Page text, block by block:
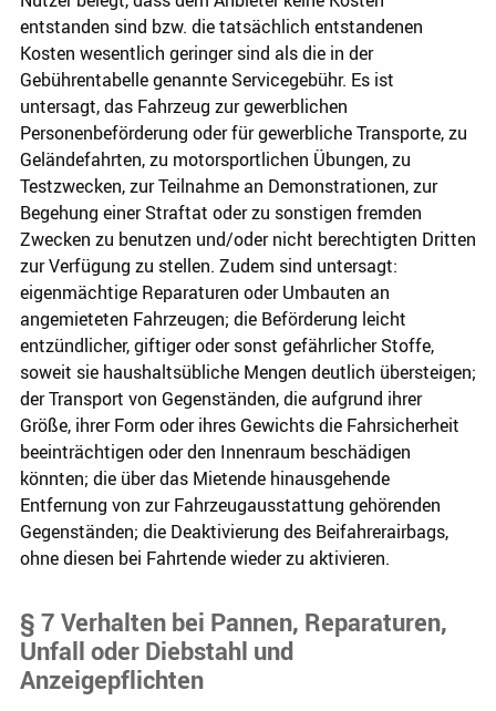
entstanden sind bzw. die tatsächlich entstandenen
Kosten wesentlich geringer sind als die in der
Gebührentabelle genannte Servicegebühr. Es ist
untersagt, das Fahrzeug zur gewerblichen
Personenbeförderung oder für gewerbliche Transporte, zu
Geländefahrten, zu motorsportlichen Übungen, zu
Testzwecken, zur Teilnahme an Demonstrationen, zur
Begehung einer Straftat oder zu sonstigen fremden
Zwecken zu benutzen und/oder nicht berechtigten Dritten
zur Verfügung zu stellen. Zudem sind untersagt:
eigenmächtige Reparaturen oder Umbauten an
angemieteten Fahrzeugen; die Beförderung leicht
entzündlicher, giftiger oder sonst gefährlicher Stoffe,
soweit sie haushaltsübliche Mengen deutlich übersteigen;
der Transport von Gegenständen, die aufgrund ihrer
Größe, ihrer Form oder ihres Gewichts die Fahrsicherheit
beeinträchtigen oder den Innenraum beschädigen
könnten; die über das Mietende hinausgehende
Entfernung von zur Fahrzeugausstattung gehörenden
Gegenständen; die Deaktivierung des Beifahrerairbags,
ohne diesen bei Fahrtende wieder zu aktivieren.
§ 7 Verhalten bei Pannen, Reparaturen,
Unfall oder Diebstahl und
Anzeigepflichten